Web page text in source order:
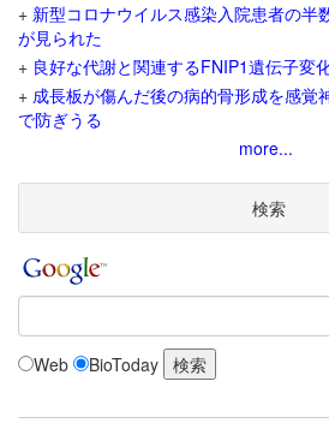
+ 新型コロナウイルス感染入院患者の半
が見られた
+ 良好な代謝と関連するFNIP1遺伝子変
+ 成長板が傷んだ後の病的骨形成を感覚
で防ぎうる
more...
検索
Web BioToday